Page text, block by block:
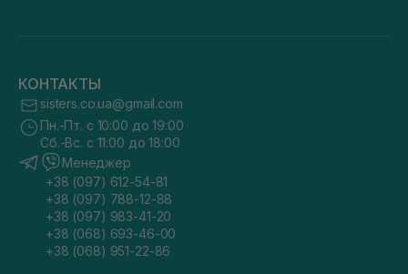
КОНТАКТЫ
sisters.co.ua@gmail.com
Пн.-Пт. с 10:00 до 19:00
Сб.-Вс. с 11:00 до 18:00
Менеджер
+38 (097) 612-54-81
+38 (097) 788-12-88
+38 (097) 983-41-20
+38 (068) 693-46-00
+38 (068) 951-22-86